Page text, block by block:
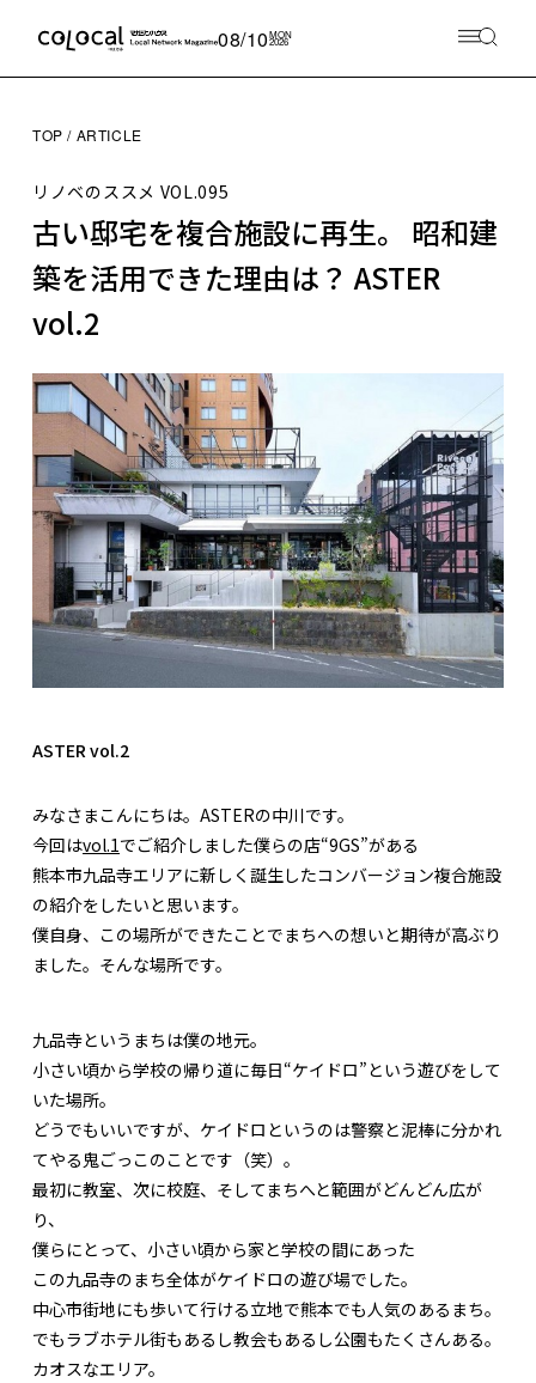
08/10MON
2026
TOP ARTICLE
リノベのススメ VOL.095
古い邸宅を複合施設に再生。 昭和建
築を活用できた理由は？ ASTER
vol.2
ASTER vol.2
みなさまこんにちは。ASTERの中川です。
今回はvol.1でご紹介しました僕らの店“9GS”がある
熊本市九品寺エリアに新しく誕生したコンバージョン複合施設
の紹介をしたいと思います。
僕自身、この場所ができたことでまちへの想いと期待が高ぶり
ました。そんな場所です。
九品寺というまちは僕の地元。
小さい頃から学校の帰り道に毎日“ケイドロ”という遊びをして
いた場所。
どうでもいいですが、ケイドロというのは警察と泥棒に分かれ
てやる鬼ごっこのことです（笑）。
最初に教室、次に校庭、そしてまちへと範囲がどんどん広が
り、
僕らにとって、小さい頃から家と学校の間にあった
この九品寺のまち全体がケイドロの遊び場でした。
中心市街地にも歩いて行ける立地で熊本でも人気のあるまち。
でもラブホテル街もあるし教会もあるし公園もたくさんある。
カオスなエリア。